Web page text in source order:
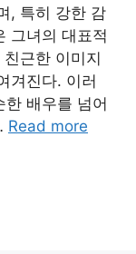
, 특히 강한 감
그녀의 대표적
근한 이미지
겨진다. 이러
배우를 넘어
Read more